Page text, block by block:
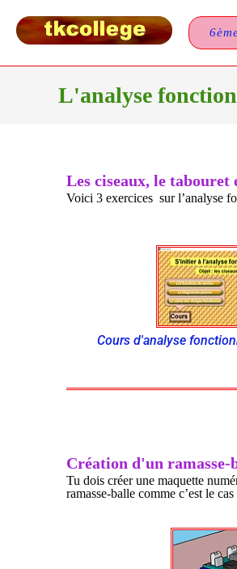
L'analyse
Les ciseaux, le tabouret
Voici 3 exercices sur l’analyse
Cours d'analyse
Création d'un ramasse-
Tu dois créer une maquette
ramasse-balle comme c’est le